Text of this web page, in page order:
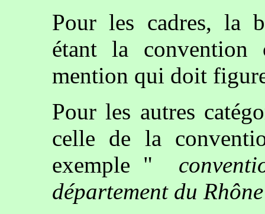
Pour les cadres, la
étant la convention
mention qui doit
Pour les autres
celle de la
exemple "
département du Rhône